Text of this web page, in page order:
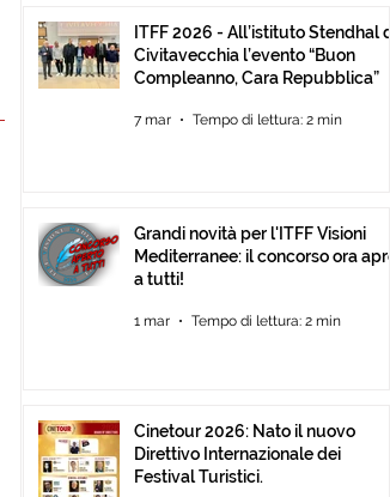
ITFF 2026 - All’istituto Stendhal di
Civitavecchia l’evento “Buon
Compleanno, Cara Repubblica”
7 mar Tempo di lettura: 2 min
Grandi novità per l'ITFF Visioni
Mediterranee: il concorso ora apre
a tutti!
1 mar Tempo di lettura: 2 min
Cinetour 2026: Nato il nuovo
Direttivo Internazionale dei
Festival Turistici.